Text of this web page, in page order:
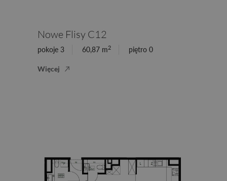
Nowe Flisy C12
pokoje 3 60,87 m2 piętro 0
Więcej